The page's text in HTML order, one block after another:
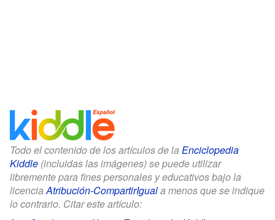
Todo el contenido de los artículos de la Enciclopedia
Kiddle (incluidas las imágenes) se puede utilizar
libremente para fines personales y educativos bajo la
licenciaAtribución-CompartirIguala menos que se indique
lo contrario. Citar este artículo: